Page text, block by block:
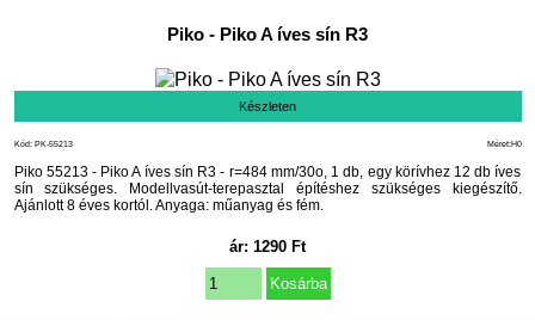
Piko - Piko A íves sín R3
Készleten
Méret:H0
Kód: PK-55213
Piko 55213 - Piko A íves sín R3 - r=484 mm/30o, 1 db, egy körívhez 12 db íves
sín szükséges. Modellvasút-terepasztal építéshez szükséges kiegészítő.
Ajánlott 8 éves kortól. Anyaga: műanyag és fém.
ár: 1290 Ft